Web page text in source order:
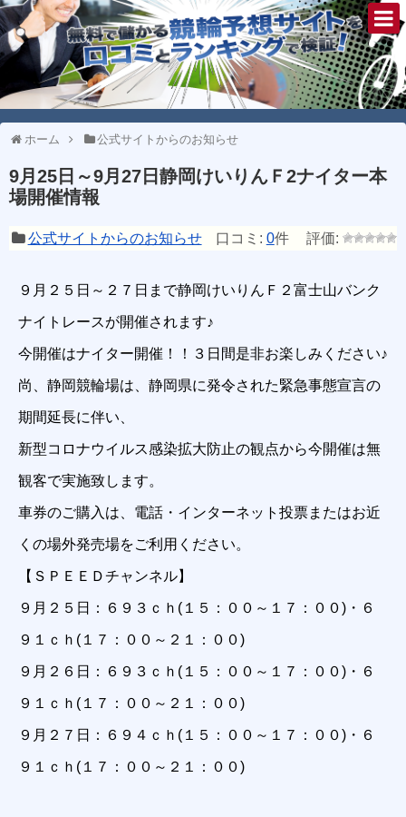
ホーム 公式サイトからのお知らせ
9月25日～9月27日静岡けいりんＦ2ナイター本
場開催情報
公式サイトからのお知らせ 口コミ: 0件
９月２５日～２７日まで静岡けいりんＦ２富士山バンク
ナイトレースが開催されます♪
今開催はナイター開催！！３日間是非お楽しみください♪
尚、静岡競輪場は、静岡県に発令された緊急事態宣言の
期間延長に伴い、
新型コロナウイルス感染拡大防止の観点から今開催は無
観客で実施致します。
車券のご購入は、電話・インターネット投票またはお近
くの場外発売場をご利用ください。
【ＳＰＥＥＤチャンネル】
９月２５日：６９３ｃｈ(１５：００～１７：００)・６
９１ｃｈ(１７：００～２１：００)
９月２６日：６９３ｃｈ(１５：００～１７：００)・６
９１ｃｈ(１７：００～２１：００)
９月２７日：６９４ｃｈ(１５：００～１７：００)・６
９１ｃｈ(１７：００～２１：００)